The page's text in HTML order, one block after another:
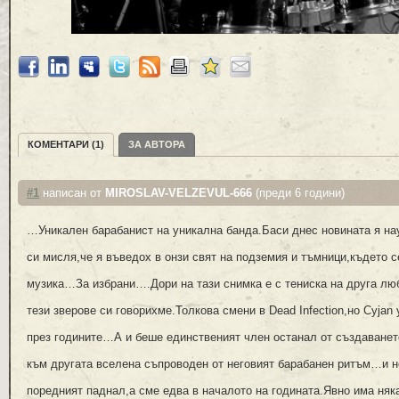
КОМЕНТАРИ (1) ЗА АВТОРА
#1 написан от MIROSLAV-VELZEVUL-666 (преди 6 години)
…Уникален барабанист на уникална банда.Баси днес новината я
си мисля,че я въведох в онзи свят на подземия и тъмници,където
музика…За избрани….Дори на тази снимка е с тениска на друга
тези зверове си говорихме.Толкова смени в Dead Infection,но Cyjan
през годините…А и беше единственият член останал от
към другата вселена съпроводен от неговият барабанен
поредният паднал,а сме едва в началото на годината.Явно има